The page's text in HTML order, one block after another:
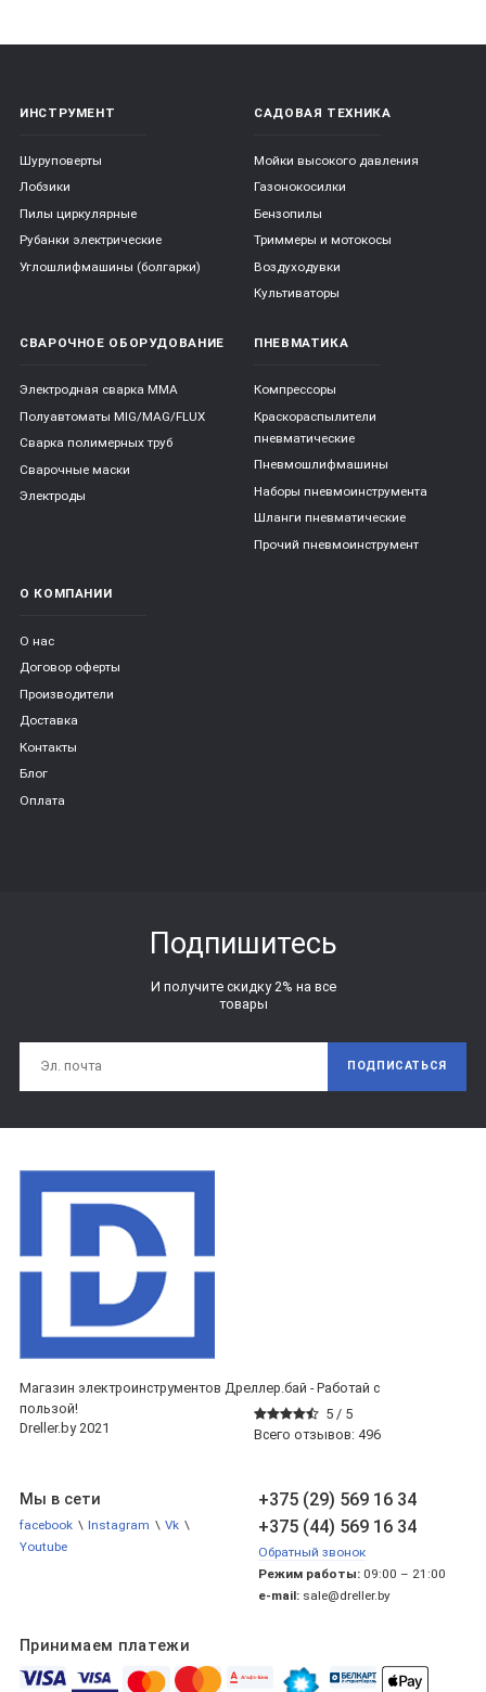
ИНСТРУМЕНТ
Шуруповерты
Лобзики
Пилы циркулярные
Рубанки электрические
Углошлифмашины (болгарки)
САДОВАЯ ТЕХНИКА
Мойки высокого давления
Газонокосилки
Бензопилы
Триммеры и мотокосы
Воздуходувки
Культиваторы
СВАРОЧНОЕ ОБОРУДОВАНИЕ
Электродная сварка ММА
Полуавтоматы MIG/MAG/FLUX
Сварка полимерных труб
Сварочные маски
Электроды
ПНЕВМАТИКА
Компрессоры
Краскораспылители
пневматические
Пневмошлифмашины
Наборы пневмоинструмента
Шланги пневматические
Прочий пневмоинструмент
О КОМПАНИИ
О нас
Договор оферты
Производители
Доставка
Контакты
Блог
Оплата
Подпишитесь
И получите скидку 2% на все
товары
ПОДПИСАТЬСЯ
Магазин электроинструментов Дреллер.бай - Работай с
пользой!
5 / 5
Всего отзывов: 496
Dreller.by 2021
+375 (29) 569 16 34
+375 (44) 569 16 34
Обратный звонок
Режим работы: 09:00 – 21:00
e-mail: sale@dreller.by
Мы в сети
facebook \ Instagram \ Vk \
Youtube
Принимаем платежи